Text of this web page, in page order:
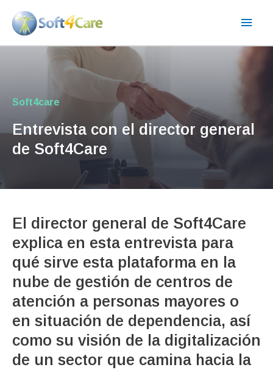
contenido
Soft4care
Entrevista con el director general
de Soft4Care
El director general de Soft4Care
explica en esta entrevista para
qué sirve esta plataforma en la
nube de gestión de centros de
atención a personas mayores o
en situación de dependencia, así
como su visión de la digitalización
de un sector que camina hacia la